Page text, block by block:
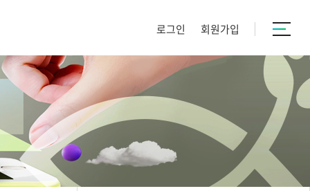
로그인 회원가입